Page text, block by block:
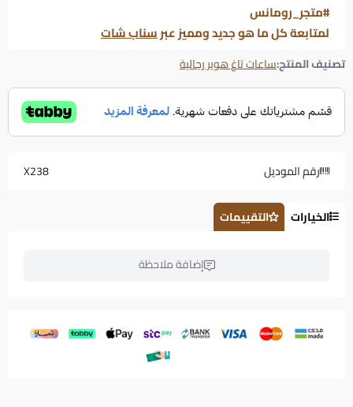
#متجر_رومانس
لمتابعة كل ما هو جديد ومميز عبرسناب شات
تصنيف المنتج:ساعات تاغ هوير رجالية
رقم الموديل X238
الخيارات التقييمات
إضافة ملاحظة